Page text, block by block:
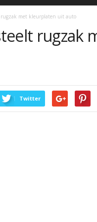
rugzak met kleurplaten uit auto
rugzak
Twitter